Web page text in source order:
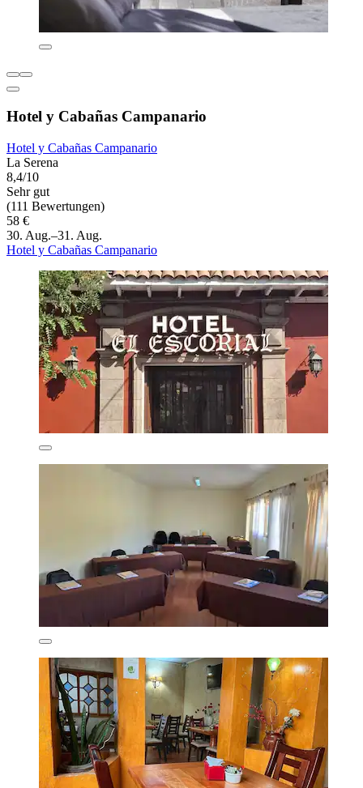
Hotel y Cabañas Campanario
Hotel y Cabañas Campanario
La Serena
8,4/10
Sehr gut
(111 Bewertungen)
58 €
30. Aug.–31. Aug.
Hotel y Cabañas Campanario